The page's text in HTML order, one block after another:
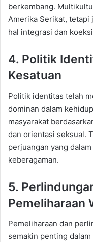
berkembang.
Amerika Serikat, tetapi
hal integrasi dan
4. Politik
Kesatuan
Politik identitas telah
dominan dalam
masyarakat
dan orientasi seksual.
perjuangan yang
keberagaman.
5.
Pemeliharaan
Pemeliharaan dan
semakin penting